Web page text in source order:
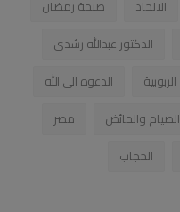
الالحاد
صيحة رمضان
الدكتور عبدالله رشدى
الربوبية
الدعوه الى الله
الصيام والحائض
مصر
الحجاب